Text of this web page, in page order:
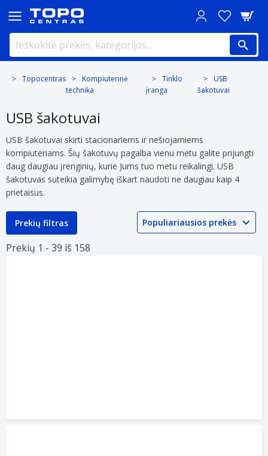
Topocentras
Kompiuterinė
technika
Tinklo
įranga
USB
šakotuvai
USB šakotuvai
USB šakotuvai skirti stacionariems ir nešiojamiems
kompiuteriams. Šių šakotuvų pagalba vienu metu galite prijungti
daug daugiau įrenginių, kurie Jums tuo metu reikalingi. USB
šakotuvas suteikia galimybę iškart naudoti ne daugiau kaip 4
prietaisus.
Prekių filtras
Prekių 1 - 39 iš 158